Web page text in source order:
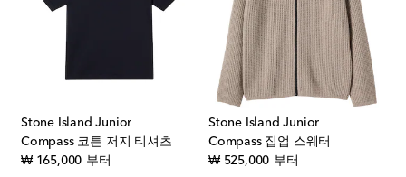
Stone Island Junior
Compass 코튼 저지 티셔츠
부터
₩ 165,000
Stone Island Junior
Compass 집업 스웨터
부터
₩ 525,000